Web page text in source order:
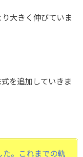
大きく伸びていま
式を追加していきま
た。これまでの軌